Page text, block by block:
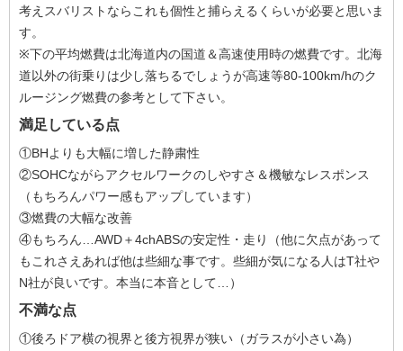
考えスバリストならこれも個性と捕らえるくらいが必要と思いま
す。
※下の平均燃費は北海道内の国道＆高速使用時の燃費です。北海
道以外の街乗りは少し落ちるでしょうが高速等80-100km/hのク
ルージング燃費の参考として下さい。
満足している点
①BHよりも大幅に増した静粛性
②SOHCながらアクセルワークのしやすさ＆機敏なレスポンス
（もちろんパワー感もアップしています）
③燃費の大幅な改善
④もちろん…AWD＋4chABSの安定性・走り（他に欠点があって
もこれさえあれば他は些細な事です。些細が気になる人はT社や
N社が良いです。本当に本音として…）
不満な点
①後ろドア横の視界と後方視界が狭い（ガラスが小さい為）